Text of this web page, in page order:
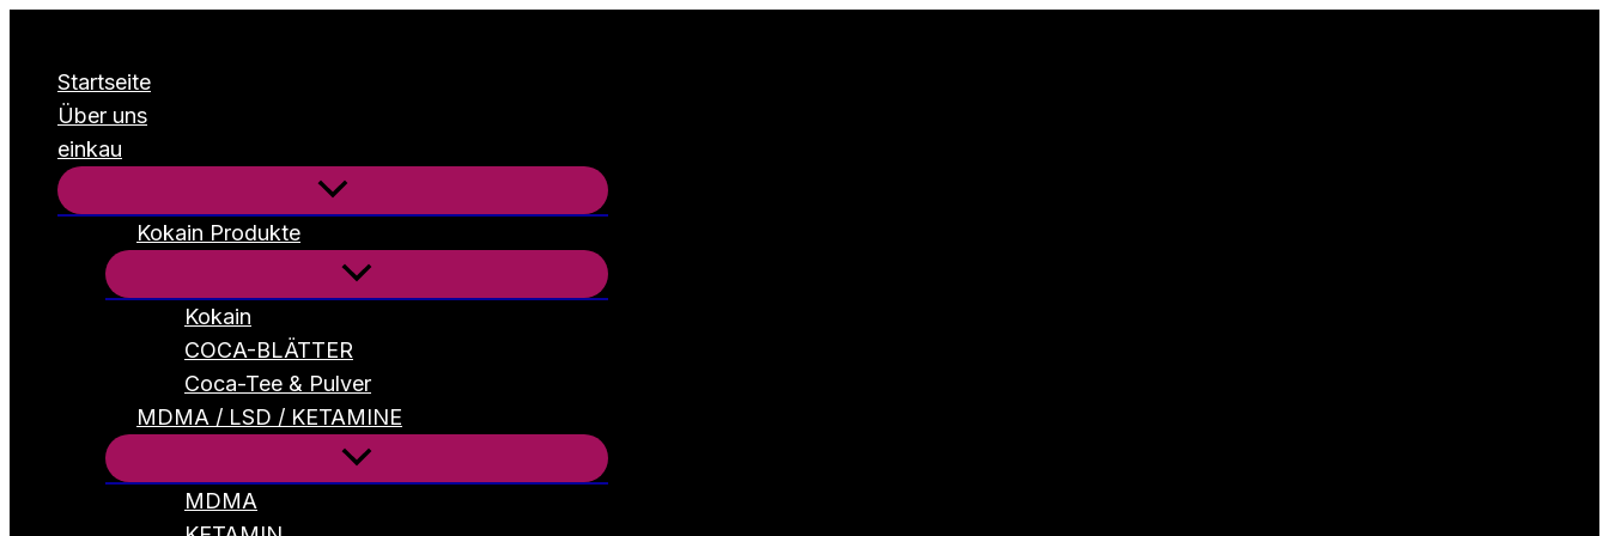
springen
Startseite
Über uns
einkau
Kokain Produkte
Kokain
COCA-BLÄTTER
Coca-Tee & Pulver
MDMA / LSD / KETAMINE
MDMA